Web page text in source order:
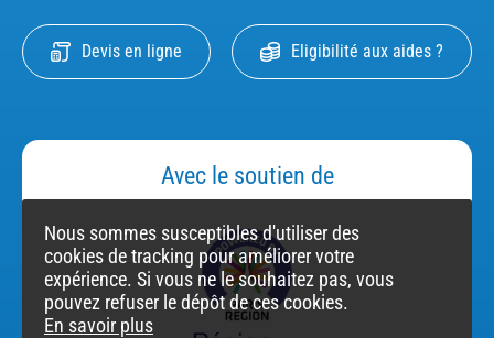
Nous sommes susceptibles d'utiliser des
cookies de tracking pour améliorer votre
expérience. Si vous ne le souhaitez pas, vous
pouvez refuser le dépôt de ces cookies.
En savoir plus
Devis en ligne Eligibilité aux aides ?
Avec le soutien de